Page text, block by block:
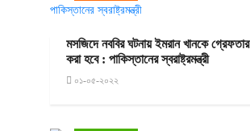
মসজিদে নববির ঘটনায় ইমরান খানকে গ্রেফতার
করা হবে : পাকিস্তানের স্বরাষ্ট্রমন্ত্রী
০১-০৫-২০২২